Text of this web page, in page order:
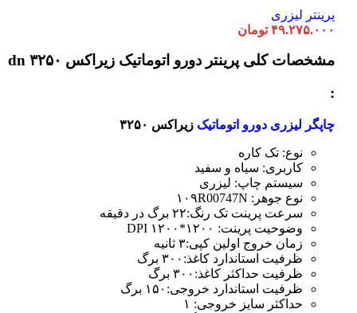
پرینتر لیزری
۴۹.۲۷۵.۰۰۰ تومان
مشخصات کلی پرینتر دورو اتوماتیک زیراکس dn ۳۲۵۰
:
چاپگر لیزری دورو اتوماتیک زیراکس ۳۲۵۰
نوع: تک کاره
کاربری: سیاه و سفید
سیستم چاپ: لیزری
نوع جوهر: ۱۰۹R00747N
سرعت پرینت تک رنگ:۲۲ برگ در دقیقه
وضوحیت پرینت: ۱۲۰۰*۱۲۰۰ DPI
زمان خروج اولین کپی:۳ ثانیه
ظرفیت استاندارد کاغذ:۳۰۰ برگ
ظرفیت حداکثر کاغذ:۳۰۰ برگ
ظرفیت استاندارد خروجی:۱۵۰ برگ
حداکثر سایز خروجی: ۱